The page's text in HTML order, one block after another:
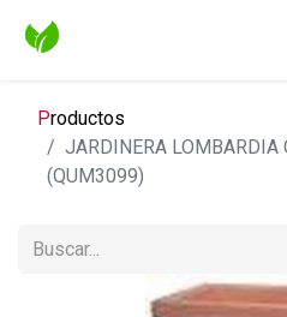
Productos
JARDINERA LOMBARDIA
(QUM3099)